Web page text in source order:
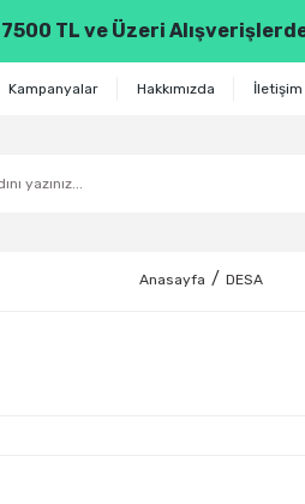
7500 TL ve Üzeri
Kampanyalar Hakkımızda İletişim
Anasayfa DESA